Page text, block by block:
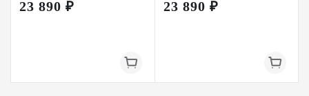
23 890 ₽ 23 890 ₽